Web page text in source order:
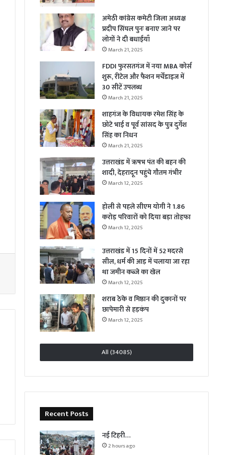
अमेठी कांग्रेस कमेटी जिला अध्यक्ष
प्रदीप सिंघल पुनः बनाए जाने पर
लोगों ने दी बधाईयाँ
March 21, 2025
FDDI फुरसतगंज में नया MBA कोर्स
शुरू, रीटेल और फैशन मर्चेंडाइज में
30 सीटें उपलब्ध
March 21, 2025
शाहगंज के विधायक रमेश सिंह के
छोटे भाई व पूर्व सांसद के पुत्र दुर्गेश
सिंह का निधन
March 21, 2025
उत्तराखंड में ऋषभ पंत की बहन की
शादी, देहरादून पहुंचे गौतम गंभीर
March 12, 2025
होली से पहले सीएम योगी ने 1.86
करोड़ परिवारों को दिया बड़ा तोहफा
March 12, 2025
उत्तराखंड में 15 दिनों में 52 मदरसे
सील, धर्म की आड़ में चलाया जा रहा
था जमीन कब्जे का खेल
March 12, 2025
शराब ठेके व मिष्ठान की दुकानों पर
छापेमारी से हड़कंप
March 12, 2025
All (34085)
Recent Posts
नई टिहरी…
2 hours ago